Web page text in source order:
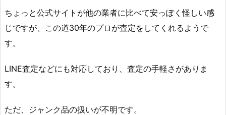
ちょっと公式サイトが他の業者に比べて安っぽく怪しい感
じですが、この道30年のプロが査定をしてくれるようで
す。
LINE査定などにも対応しており、査定の手軽さがありま
す。
ただ、ジャンク品の扱いが不明です。